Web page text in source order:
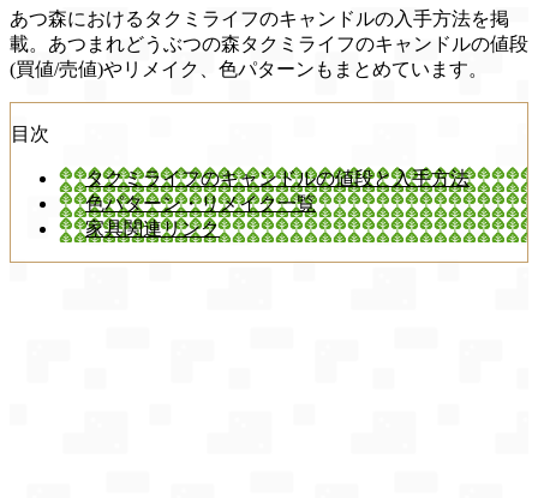
あつ森におけるタクミライフのキャンドルの入手方法を掲
載。あつまれどうぶつの森タクミライフのキャンドルの値段
(買値/売値)やリメイク、色パターンもまとめています。
目次
タクミライフのキャンドルの値段と入手方法
色パターン・リメイク一覧
家具関連リンク